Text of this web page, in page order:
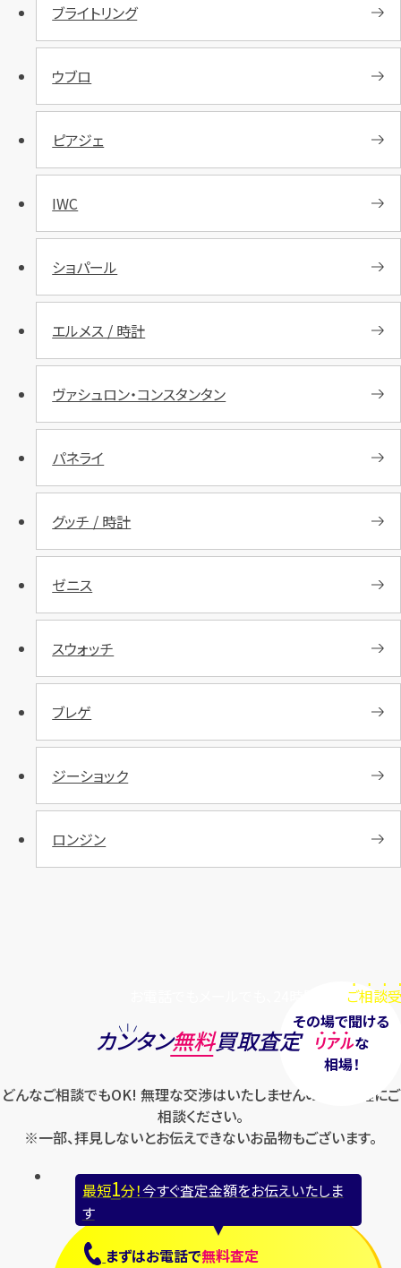
ブライトリング
ウブロ
ピアジェ
IWC
ショパール
エルメス / 時計
ヴァシュロン・コンスタンタン
パネライ
グッチ / 時計
ゼニス
スウォッチ
ブレゲ
ジーショック
ロンジン
ご相談
その場で聞ける
リアルな
相場！
カンタン無料買取査定
どんなご相談でもOK! 無理な交渉はいたしませんのでお気軽にご
相談ください。
※一部、拝見しないとお伝えできないお品物もございます。
最短1分！今すぐ査定金額をお伝えいたしま
す
まずはお電話で無料査定